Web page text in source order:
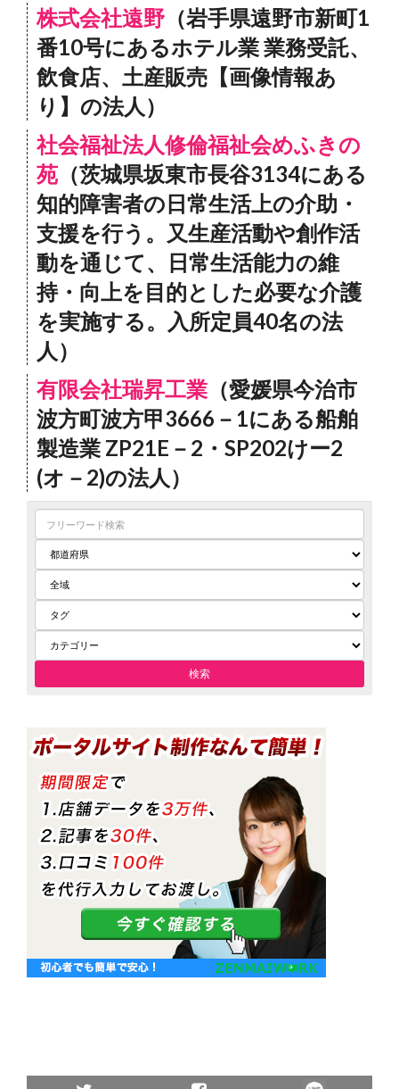
株式会社遠野 （岩手県遠野市新町1
番10号にあるホテル業 業務受託、
飲食店、土産販売【画像情報あ
り】の法人）
社会福祉法人修倫福祉会めふきの
苑 （茨城県坂東市長谷3134にある
知的障害者の日常生活上の介助・
支援を行う。又生産活動や創作活
動を通じて、日常生活能力の維
持・向上を目的とした必要な介護
を実施する。入所定員40名の法
人）
有限会社瑞昇工業 （愛媛県今治市
波方町波方甲3666－1にある船舶
製造業 ZP21E－2・SP202けー2
(オ－2)の法人）